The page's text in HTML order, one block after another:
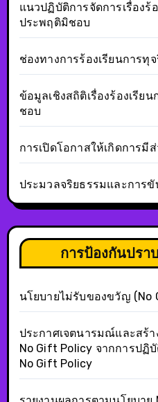
แนวปฏิบัติการจัดการเรื่องร้
ประพฤติมิชอบ
ช่องทางการร้องเรียนการ
ข้อมูลเชิงสถิติเรื่องร้องเรีย
ชอบ
การเปิดโอกาสให้เกิดการมี
ประมวลจริยธรรมและการขั
การป้องกันปรา
นโยบายไม่รับของขวัญ (No
ประกาศเจตนารมณ์และสร้
No Gift Policy จากการป
No Gift Policy